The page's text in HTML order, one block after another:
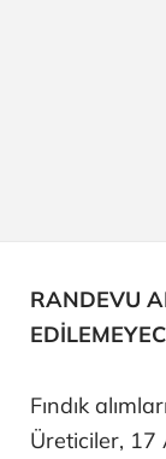
RANDEVU
Fındık
Üreticiler, 17